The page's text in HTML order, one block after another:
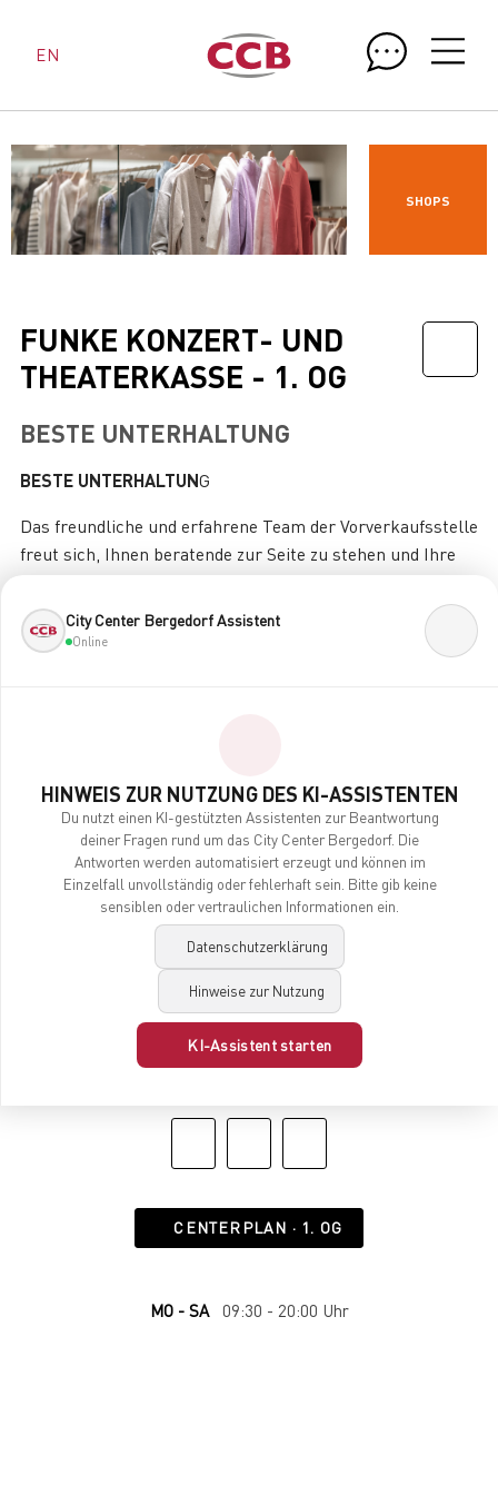
EN
City Center Bergedorf Assistent
Online
HINWEIS ZUR NUTZUNG DES KI-ASSISTENTEN
Du nutzt einen KI-gestützten Assistenten zur Beantwortung
deiner Fragen rund um das City Center Bergedorf. Die
Antworten werden automatisiert erzeugt und können im
Einzelfall unvollständig oder fehlerhaft sein. Bitte gib keine
sensiblen oder vertraulichen Informationen ein.
Datenschutzerklärung
Hinweise zur Nutzung
KI-Assistent starten
SHOPS
FUNKE KONZERT- UND
THEATERKASSE - 1. OG
BESTE UNTERHALTUNG
BESTE UNTERHALTUNG
Das freundliche und erfahrene Team der Vorverkaufsstelle
freut sich, Ihnen beratende zur Seite zu stehen und Ihre
Sie möchten ins Konzert, ein Musical erleben, eine große
Oper genießen oder in die Elbphilharmonie?
wählbaren Betrag. Garantiert ein Geschenk, das Freude
bereitet!
Der besondere Service: Bestellen Sie online unter
www.funke-ticket.de und holen dann die Karten vor Ort ab.
Ohne Extragebühren!
Ob Konzerte in der Unterhaltung oder Klassik, Shows,
Sport, Festivals, Theater, Oper: wer dem Alltag entfliehen
möchte hat beim Bergedorfer Zeitung Ticket Shop
garantiert die volle Auswahl.
CENTERPLAN · 1. OG
MO - SA 09:30 - 20:00 Uhr